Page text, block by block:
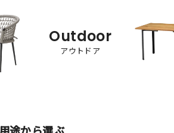
Outdoor
アウトドア